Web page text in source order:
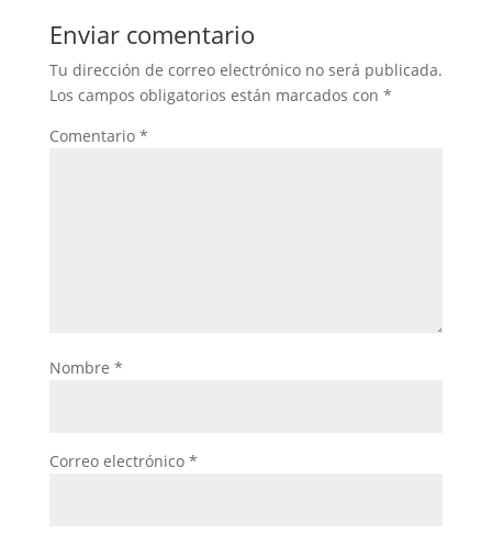
Enviar comentario
Tu dirección de correo electrónico no será publicada.
Los campos obligatorios están marcados con *
Comentario *
Nombre *
Correo electrónico *